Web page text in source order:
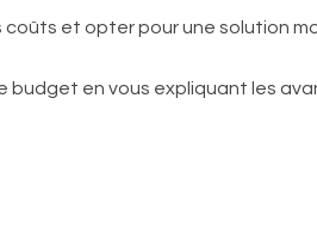
et opter pour une solution
en vous expliquant les